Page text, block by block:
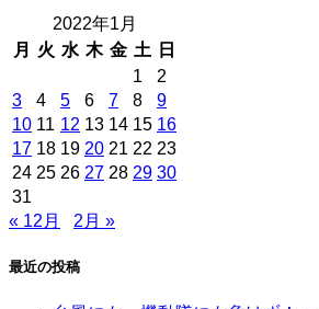
2022年1月
月
火 水 木 金 土
日
1
2
3
4 5 6 7 8
9
10 11 12 13 14 15 16
17 18 19 20 21 22 23
24 25 26 27 28 29 30
31
« 12月
2月 »
最近の投稿